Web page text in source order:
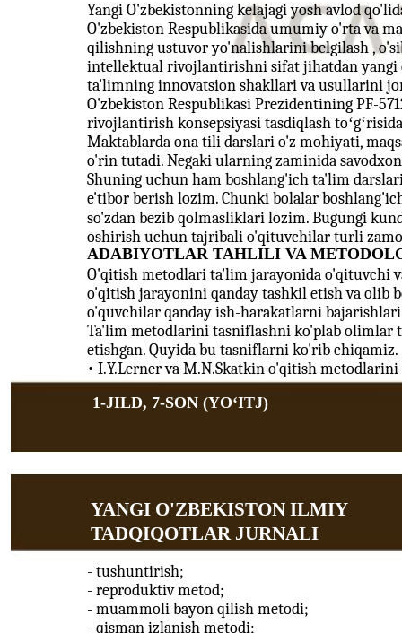
1-JILD, 7-SON (YOʻITJ)
Yangi O'zbekistonning kelajagi yosh avlod
O'zbekiston Respublikasida umumiy o'rta va
qilishning ustuvor yo'nalishlarini belgilash ,
intellektual rivojlantirishni sifat jihatdan yangi
ta'limning innovatsion shakllari va usullarini
O'zbekiston Respublikasi Prezidentining PF-
rivojlantirish konsepsiyasi tasdiqlash
Maktablarda ona tili darslari o'z mohiyati,
o'rin tutadi. Negaki ularning zaminida
Shuning uchun ham boshlang'ich ta'lim
e'tibor berish lozim. Chunki bolalar
so'zdan bezib qolmasliklari lozim. Bugungi
oshirish uchun tajribali o'qituvchilar turli
ADABIYOTLAR TAHLILI VA
O'qitish metodlari ta'lim jarayonida o'qituvchi
o'qitish jarayonini qanday tashkil etish va olib
o'quvchilar qanday ish-harakatlarni
Ta'lim metodlarini tasniflashni ko'plab olimlar
etishgan. Quyida bu tasniflarni ko'rib chiqamiz.
• I.Y.Lerner va M.N.Skatkin o'qitish
YANGI O'ZBEKISTON ILMIY
TADQIQOTLAR JURNALI
- tushuntirish;
- reproduktiv metod;
- muammoli bayon qilish metodi;
- qisman izlanish metodi;